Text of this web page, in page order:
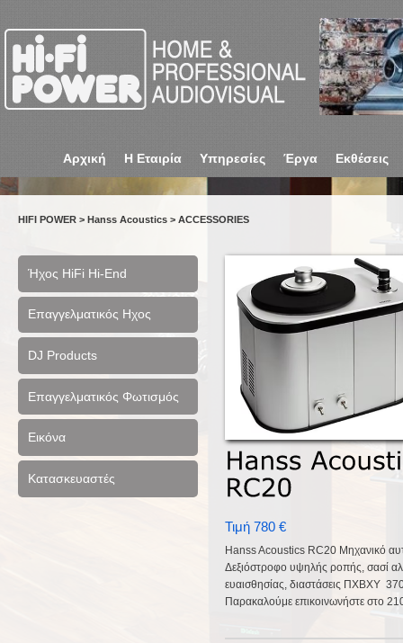
Αρχική Η Εταιρία Υπηρεσίες Έργα Εκθέσεις
HIFI POWER > Hanss Acoustics > ACCESSORIES
Ήχος HiFi Hi-End
Επαγγελματικός Ηχος
DJ Products
Επαγγελματικός Φωτισμός
Εικόνα
Κατασκευαστές
Τιμή 780 €
Hanss Acoustics RC20 Μηχανικό
Δεξιόστροφο υψηλής ροπής, σασί
ευαισθησίας, διαστάσεις ΠΧΒΧΥ
Παρακαλούμε επικοινωνήστε στο